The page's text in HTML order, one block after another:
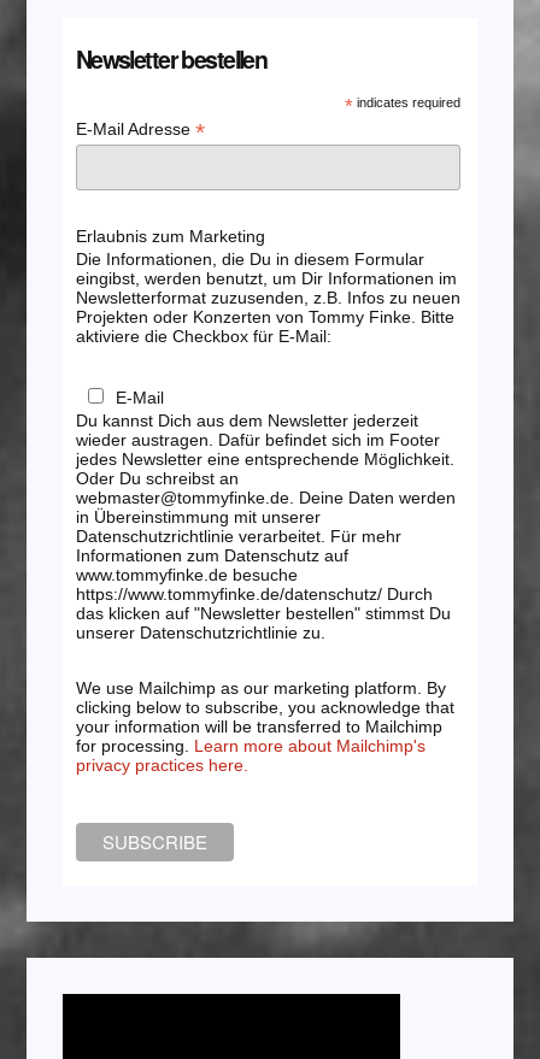
Newsletter bestellen
* indicates required
E-Mail Adresse *
Erlaubnis zum Marketing
Die Informationen, die Du in diesem Formular
eingibst, werden benutzt, um Dir Informationen im
Newsletterformat zuzusenden, z.B. Infos zu neuen
Projekten oder Konzerten von Tommy Finke. Bitte
aktiviere die Checkbox für E-Mail:
E-Mail
Du kannst Dich aus dem Newsletter jederzeit
wieder austragen. Dafür befindet sich im Footer
jedes Newsletter eine entsprechende Möglichkeit.
Oder Du schreibst an
webmaster@tommyfinke.de. Deine Daten werden
in Übereinstimmung mit unserer
Datenschutzrichtlinie verarbeitet. Für mehr
Informationen zum Datenschutz auf
www.tommyfinke.de besuche
https://www.tommyfinke.de/datenschutz/ Durch
das klicken auf "Newsletter bestellen" stimmst Du
unserer Datenschutzrichtlinie zu.
We use Mailchimp as our marketing platform. By
clicking below to subscribe, you acknowledge that
your information will be transferred to Mailchimp
for processing. Learn more about Mailchimp's
privacy practices here.